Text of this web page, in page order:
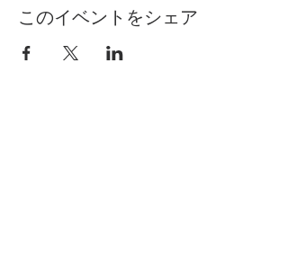
このイベントをシェア